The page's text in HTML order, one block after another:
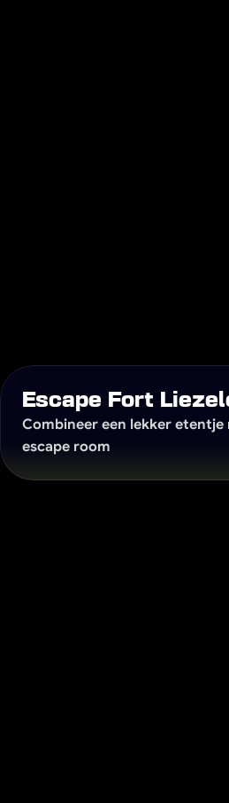
Onze drankenkaart
lunch, een diner of
Escape Fort
Combineer een lekker etentje
escape room